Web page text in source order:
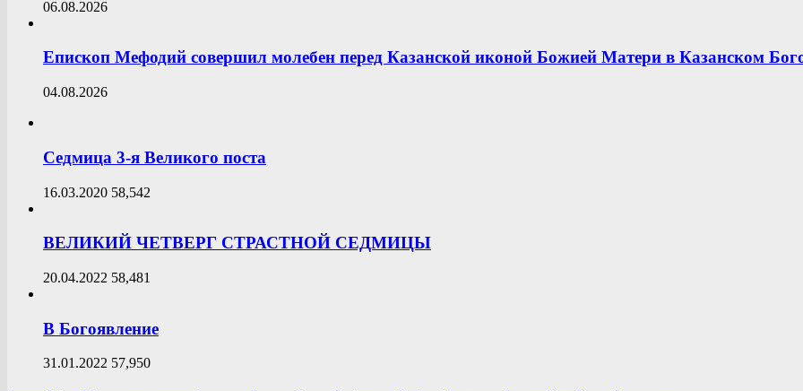
06.08.2026
Епископ Мефодий совершил молебен перед Казанской иконой Божией Матери в Казанском
04.08.2026
Седмица 3-я Великого поста
16.03.2020 58,542
ВЕЛИКИЙ ЧЕТВЕРГ СТРАСТНОЙ СЕДМИЦЫ
20.04.2022 58,481
В Богоявление
31.01.2022 57,950